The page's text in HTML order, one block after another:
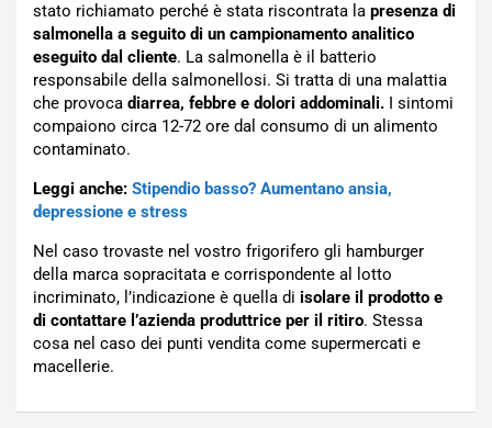
stato richiamato perché è stata riscontrata la presenza di
salmonella a seguito di un campionamento analitico
eseguito dal cliente. La salmonella è il batterio
responsabile della salmonellosi. Si tratta di una malattia
che provoca diarrea, febbre e dolori addominali. I sintomi
compaiono circa 12-72 ore dal consumo di un alimento
contaminato.
Leggi anche: Stipendio basso? Aumentano ansia,
depressione e stress
Nel caso trovaste nel vostro frigorifero gli hamburger
della marca sopracitata e corrispondente al lotto
incriminato, l’indicazione è quella di isolare il prodotto e
di contattare l’azienda produttrice per il ritiro. Stessa
cosa nel caso dei punti vendita come supermercati e
macellerie.